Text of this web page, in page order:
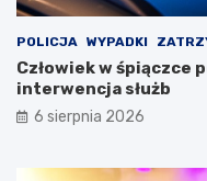
POLICJA WYPADKI
Człowiek w śpiączce
interwencja służb
6 sierpnia 2026